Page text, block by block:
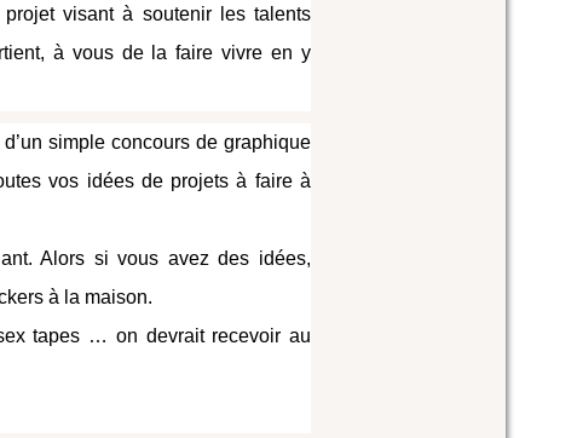
projet visant à soutenir les talents
à vous de la faire vivre en y
simple concours de graphique
vos idées de projets à faire à
Alors si vous avez des idées,
à la maison.
tapes … on devrait recevoir au